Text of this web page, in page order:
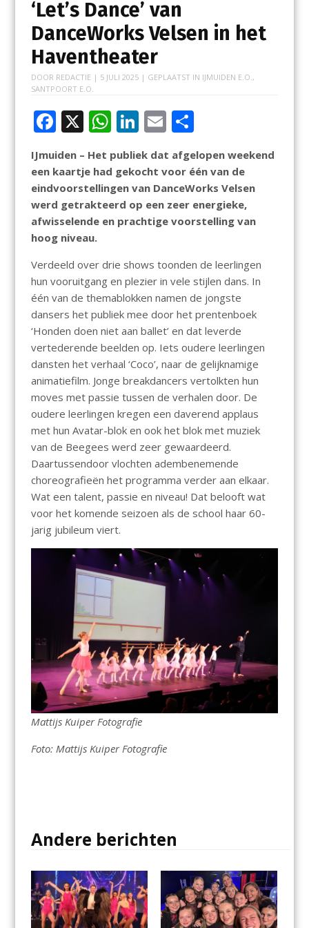
‘Let’s Dance’ van
DanceWorks Velsen in het
Haventheater
DOOR REDACTIE | 5 JULI 2025| GEPLAATST IN IJMUIDEN E.O. ,
SANTPOORT E.O.
F
ac
e
b
o
o
k
X W
h
at
s
A
p
p
Li
n
k
e
dI
n
E
m
ai
l
D
el
e
n
IJmuiden – Het publiek dat afgelopen weekend
een kaartje had gekocht voor één van de
eindvoorstellingen van DanceWorks Velsen
werd getrakteerd op een zeer energieke,
afwisselende en prachtige voorstelling van
hoog niveau.
Verdeeld over drie shows toonden de leerlingen
hun vooruitgang en plezier in vele stijlen dans. In
één van de themablokken namen de jongste
dansers het publiek mee door het prentenboek
‘Honden doen niet aan ballet’ en dat leverde
vertederende beelden op. Iets oudere leerlingen
dansten het verhaal ‘Coco’, naar de gelijknamige
animatiefilm. Jonge breakdancers vertolkten hun
moves met passie tussen de verhalen door. De
oudere leerlingen kregen een daverend applaus
met hun Avatar-blok en ook het blok met muziek
van de Beegees werd zeer gewaardeerd.
Daartussendoor vlochten adembenemende
choreografieën het programma verder aan elkaar.
Wat een talent, passie en niveau! Dat belooft wat
voor het komende seizoen als de school haar 60-
jarig jubileum viert.
Mattijs Kuiper Fotografie
Foto: Mattijs Kuiper Fotografie
Andere berichten